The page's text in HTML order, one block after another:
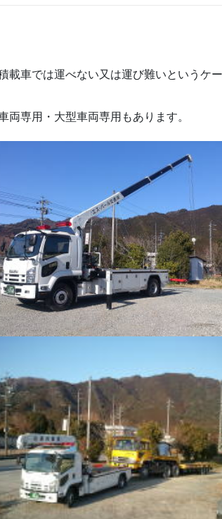
車では運べない又は運び難いというケ
専用・大型車両専用もあります。